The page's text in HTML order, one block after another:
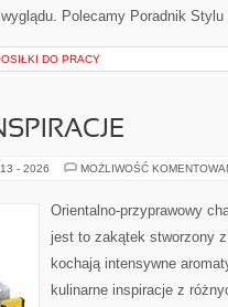
Polecamy Poradnik
DO PRACY
- 2026 MOŻLIWOŚĆ
Orientalno-przyprawowy
jest to zakątek stworzony
kochają intensywne
kulinarne inspiracje z